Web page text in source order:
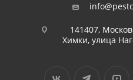
141407,
Химки, улица